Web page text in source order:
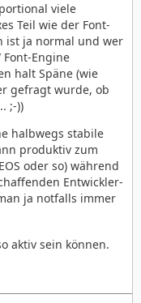
viele
Teil wie der Font-
ist ja normal und wer
Engine
halt Späne (wie
gefragt wurde, ob
;-))
halbwegs stabile
produktiv zum
oder so) während
Entwickler-
ja notfalls immer
aktiv sein können.